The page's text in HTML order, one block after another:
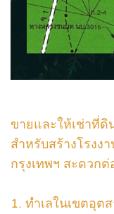
ขายและให้เช่าที่ดิ
สำหรับสร้างโรงง
กรุงเทพฯ สะดวก
1. ทำเลในเขตอุต